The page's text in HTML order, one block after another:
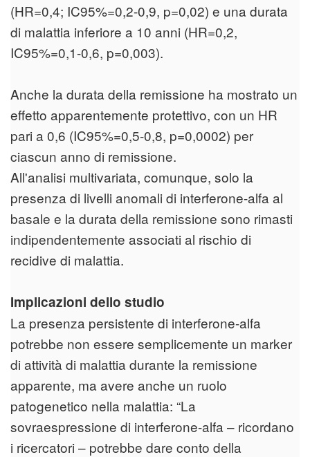
(HR=0,4; IC95%=0,2-0,9, p=0,02) e una durata
di malattia inferiore a 10 anni (HR=0,2,
IC95%=0,1-0,6, p=0,003).
Anche la durata della remissione ha mostrato un
effetto apparentemente protettivo, con un HR
pari a 0,6 (IC95%=0,5-0,8, p=0,0002) per
ciascun anno di remissione.
All'analisi multivariata, comunque, solo la
presenza di livelli anomali di interferone-alfa al
basale e la durata della remissione sono rimasti
indipendentemente associati al rischio di
recidive di malattia.
Implicazioni dello studio
La presenza persistente di interferone-alfa
potrebbe non essere semplicemente un marker
di attività di malattia durante la remissione
apparente, ma avere anche un ruolo
patogenetico nella malattia: “La
sovraespressione di interferone-alfa – ricordano
i ricercatori – potrebbe dare conto della